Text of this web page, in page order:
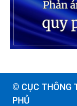
© CỤC THÔNG
PHỦ